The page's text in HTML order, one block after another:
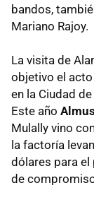
bandos,
Mariano Rajoy.
La visita de
objetivo el
en la Ciudad
Este año
Mulally vino
la factoría
dólares para
de